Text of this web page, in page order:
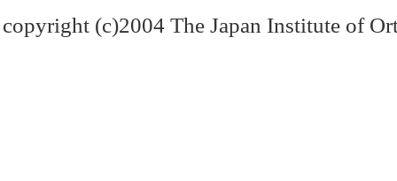
copyright (c)2004 The Japan Institute of